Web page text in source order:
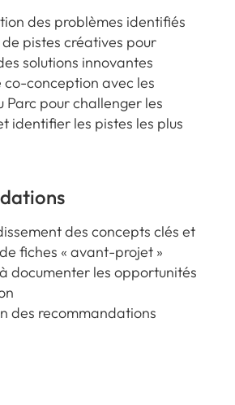
des problèmes identifiés
pistes créatives pour
solutions innovantes
co-conception avec les
Parc pour challenger les
identifier les pistes les plus
des concepts clés et
fiches « avant-projet »
documenter les opportunités
des recommandations